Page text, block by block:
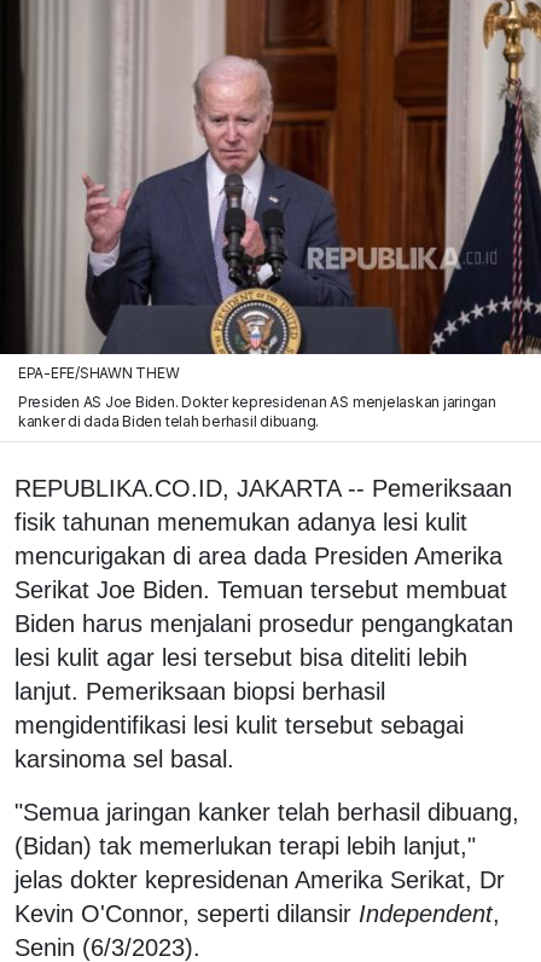
EPA-EFE/SHAWN THEW
Presiden AS Joe Biden. Dokter kepresidenan AS menjelaskan jaringan
kanker di dada Biden telah berhasil dibuang.
REPUBLIKA.CO.ID, JAKARTA -- Pemeriksaan
fisik tahunan menemukan adanya lesi kulit
mencurigakan di area dada Presiden Amerika
Serikat Joe Biden. Temuan tersebut membuat
Biden harus menjalani prosedur pengangkatan
lesi kulit agar lesi tersebut bisa diteliti lebih
lanjut. Pemeriksaan biopsi berhasil
mengidentifikasi lesi kulit tersebut sebagai
karsinoma sel basal.
"Semua jaringan kanker telah berhasil dibuang,
(Bidan) tak memerlukan terapi lebih lanjut,"
jelas dokter kepresidenan Amerika Serikat, Dr
Kevin O'Connor, seperti dilansir Independent,
Senin (6/3/2023).